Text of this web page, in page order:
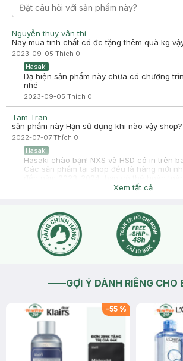
Nguyễn thuỵ vân thi
Nay mua tinh chất có đc tặng thêm quà kg
2023-09-05 Thích 0
Hasaki
Dạ hiện sản phẩm này chưa có chương
nhé
2023-09-05 Thích 0
Tam Tran
sản phẩm này Hạn sử dụng khi nào vậy shop?
2022-07-07 Thích 0
Hasaki
Hasaki chào bạn! NXS và HSD có in trên
Các sản phẩm tại shop đều là hàng mới
Xem tất cả
GỢI Ý DÀNH RIÊNG CHO
-55 %